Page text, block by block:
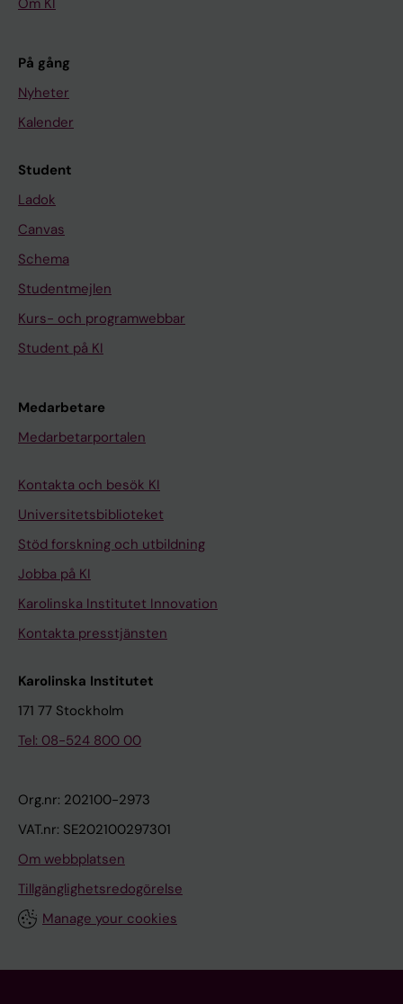
Om KI
På gång
Nyheter
Kalender
Student
Ladok
Canvas
Schema
Studentmejlen
Kurs- och programwebbar
Student på KI
Medarbetare
Medarbetarportalen
Kontakta och besök KI
Universitetsbiblioteket
Stöd forskning och utbildning
Jobba på KI
Karolinska Institutet Innovation
Kontakta presstjänsten
Karolinska Institutet
171 77 Stockholm
Tel: 08-524 800 00
Org.nr: 202100-2973
VAT.nr: SE202100297301
Om webbplatsen
Tillgänglighetsredogörelse
Manage your cookies